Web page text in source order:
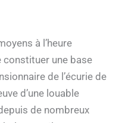
à l’heure
constituer une base
de l’écurie de
d’une louable
de nombreux